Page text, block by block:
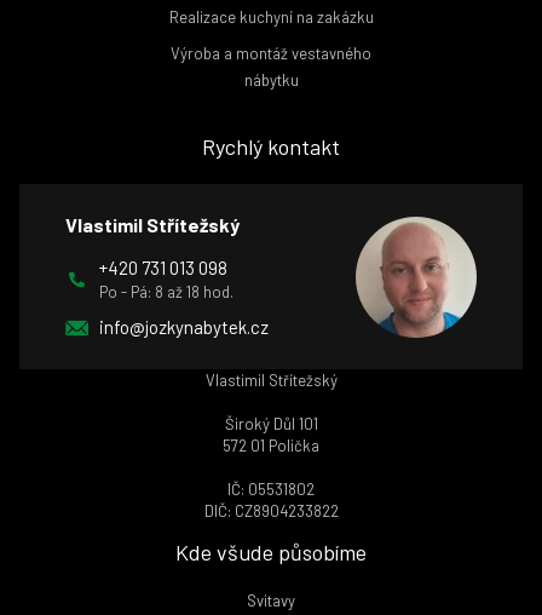
Realizace kuchyní na zakázku
Výroba a montáž vestavného
nábytku
Rychlý kontakt
Vlastimil Střítežský
+420 731 013 098
Po - Pá: 8 až 18 hod.
info@jozkynabytek.cz
Vlastimil Střítežský
Široký Důl 101
572 01 Polička
IČ: 05531802
DIČ: CZ8904233822
Kde všude působíme
Svitavy